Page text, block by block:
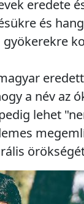
eredete
és
a név az
lehet